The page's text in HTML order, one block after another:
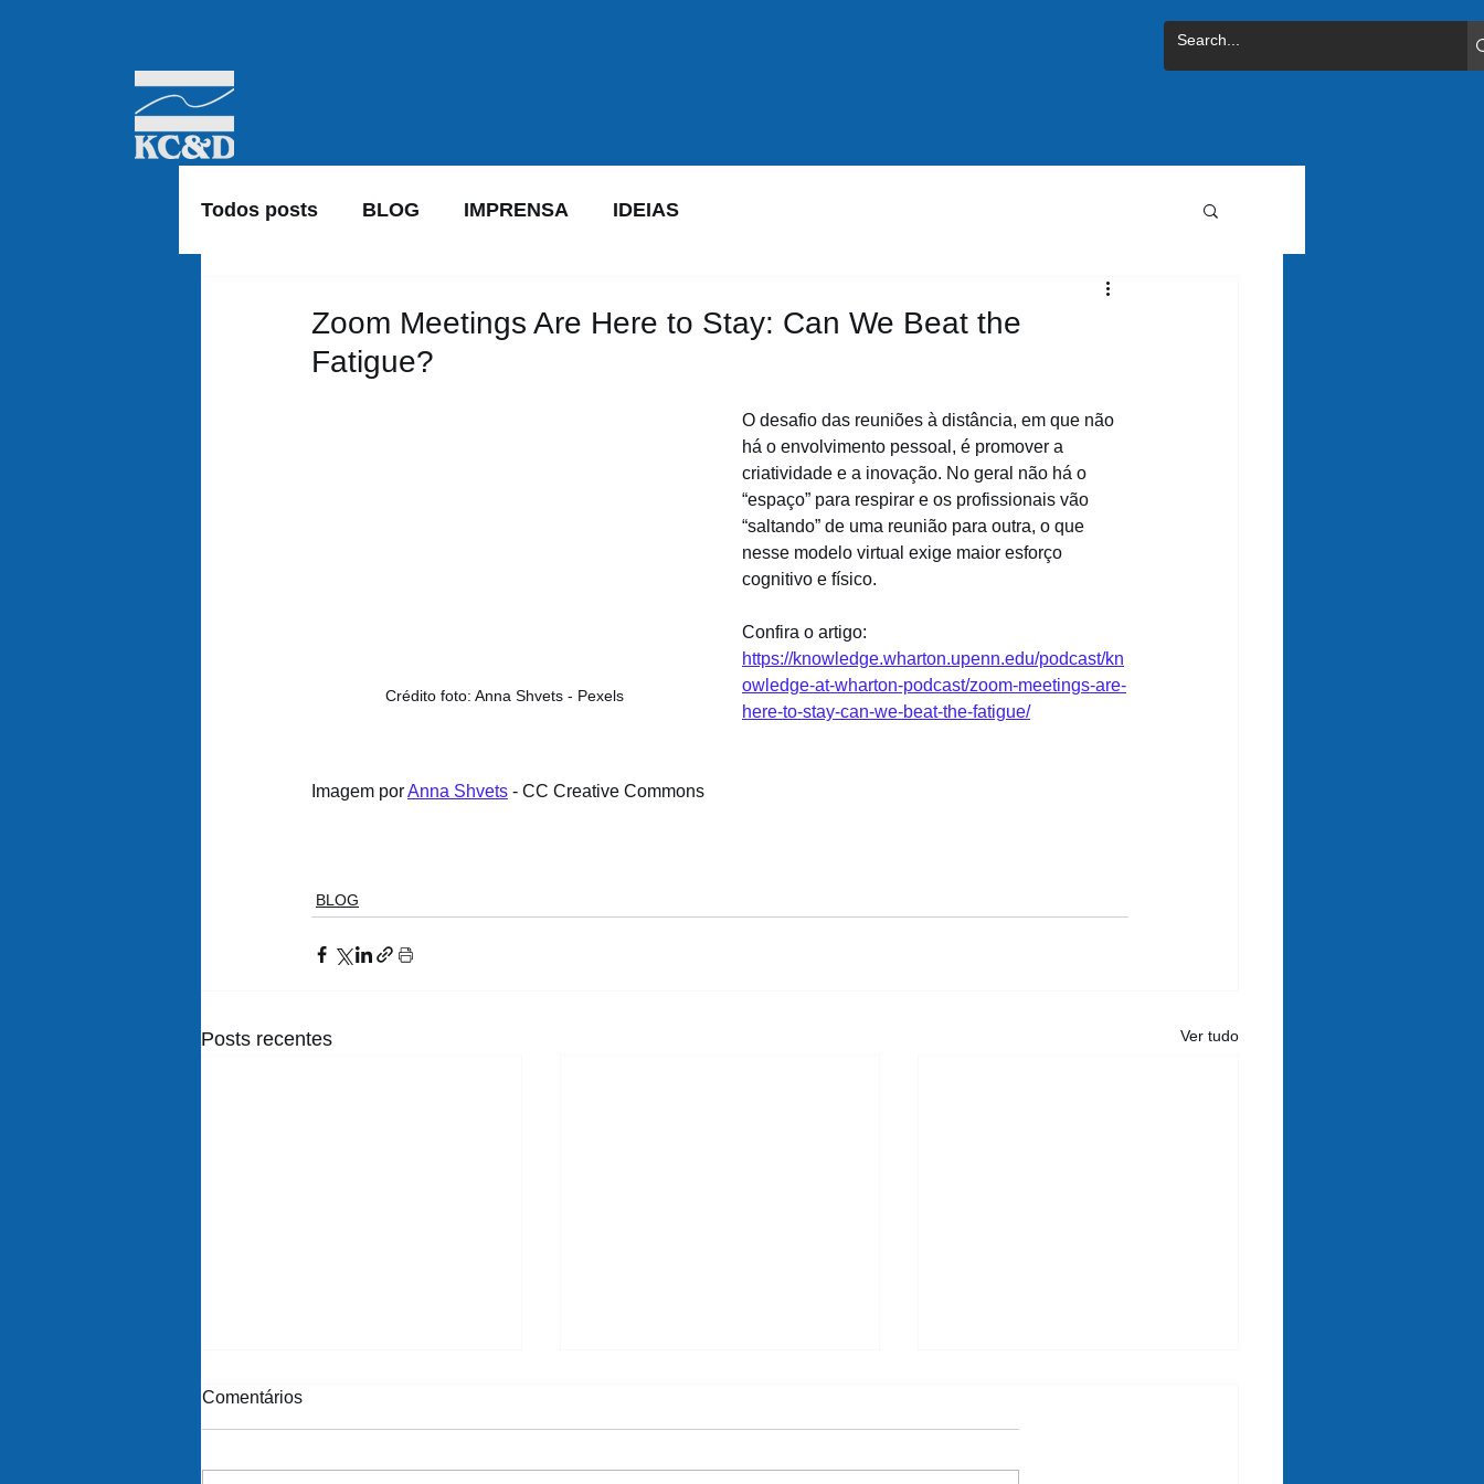
Todos posts BLOG IMPRENSA IDEIAS
Zoom Meetings Are Here to Stay: Can We Beat the
Fatigue?
Crédito foto: Anna Shvets - Pexels
O desafio das reuniões à distância, em que não
há o envolvimento pessoal, é promover a
criatividade e a inovação. No geral não há o
“espaço” para respirar e os profissionais vão
“saltando” de uma reunião para outra, o que
nesse modelo virtual exige maior esforço
cognitivo e físico.
Confira o artigo:
https://knowledge.wharton.upenn.edu/podcast/kn
owledge-at-wharton-podcast/zoom-meetings-are-
here-to-stay-can-we-beat-the-fatigue/
Imagem por Anna Shvets - CC Creative Commons
BLOG
Posts recentes Ver tudo
Comentários